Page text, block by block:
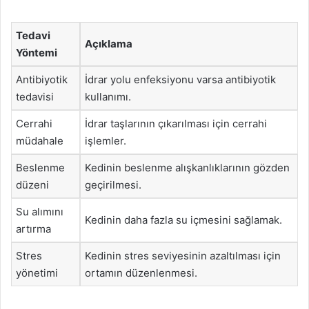
Tedavi
Yöntemi
Açıklama
Antibiyotik
tedavisi
İdrar yolu enfeksiyonu varsa antibiyotik
kullanımı.
Cerrahi
müdahale
İdrar taşlarının çıkarılması için cerrahi
işlemler.
Beslenme
düzeni
Kedinin beslenme alışkanlıklarının gözden
geçirilmesi.
Su alımını
artırma
Kedinin daha fazla su içmesini sağlamak.
Stres
yönetimi
Kedinin stres seviyesinin azaltılması için
ortamın düzenlenmesi.